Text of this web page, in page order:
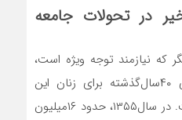
در تحولات جامعه
که نیازمند توجه ویژه است،
اتفاقات مهمی است که طی ۴۰سال‌گذشته برای زنان این
سرزمین به‌وقوع پیوسته است. در سال‌۱۳۵۵، حدود ۱۶‌میلیون